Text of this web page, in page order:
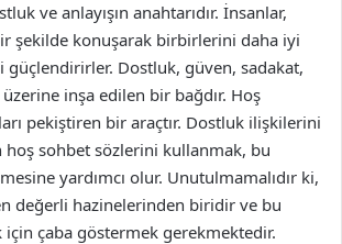
ve anlayışın anahtarıdır. İnsanlar,
şekilde konuşarak birbirlerini daha iyi
Dostluk, güven, sadakat,
inşa edilen bir bağdır. Hoş
pekiştiren bir araçtır. Dostluk ilişkilerini
sohbet sözlerini kullanmak, bu
yardımcı olur. Unutulmamalıdır ki,
değerli hazinelerinden biridir ve bu
çaba göstermek gerekmektedir.